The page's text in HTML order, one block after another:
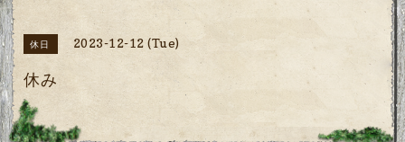
休日 2023-12-12 (Tue)
休み